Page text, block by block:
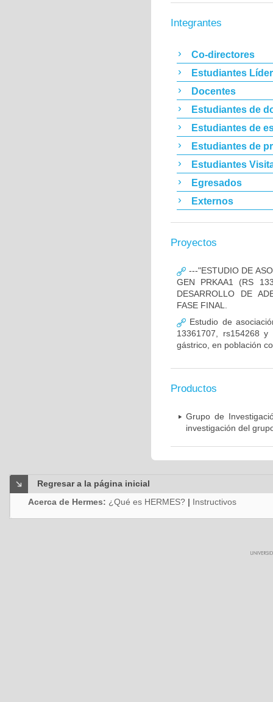
Integrantes
Co-directores
Estudiantes
Docentes
Estudiantes de
Estudiantes de
Estudiantes de
Estudiantes
Egresados
Externos
Proyectos
---"ESTUDIO DE
GEN PRKAA1 (RS
DESARROLLO DE
FASE FINAL.
Estudio de
13361707, rs154268 y
gástrico, en población
Productos
Grupo de
investigación del
Regresar a la página inicial
Acerca de Hermes: ¿Qué es HERMES? | Instructivos